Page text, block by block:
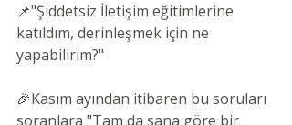
📌"Şiddetsiz İletişim eğitimlerine
katıldım, derinleşmek için ne
yapabilirim?"
🎉Kasım ayından itibaren bu soruları
soranlara "Tam da sana göre bir